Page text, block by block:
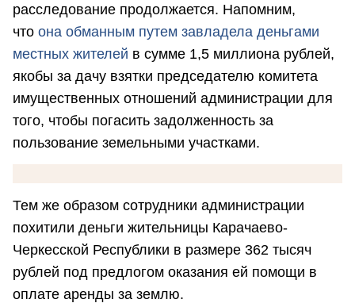
расследование продолжается. Напомним,
что она обманным путем завладела деньгами
местных жителей в сумме 1,5 миллиона рублей,
якобы за дачу взятки председателю комитета
имущественных отношений администрации для
того, чтобы погасить задолженность за
пользование земельными участками.
Тем же образом сотрудники администрации
похитили деньги жительницы Карачаево-
Черкесской Республики в размере 362 тысяч
рублей под предлогом оказания ей помощи в
оплате аренды за землю.